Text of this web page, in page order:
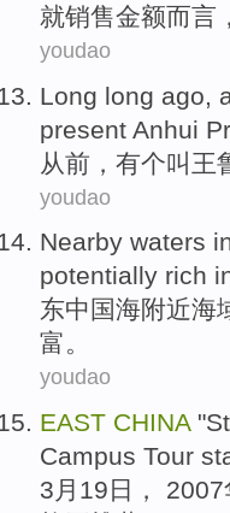
就销售金额而言 ，
youdao
Long long ago a
present Anhui
从前 ， 有个叫 王
youdao
Nearby waters
potentially rich
东中国海附近海
富。
youdao
EAST CHINA"
Campus Tour
3月19日， 2007